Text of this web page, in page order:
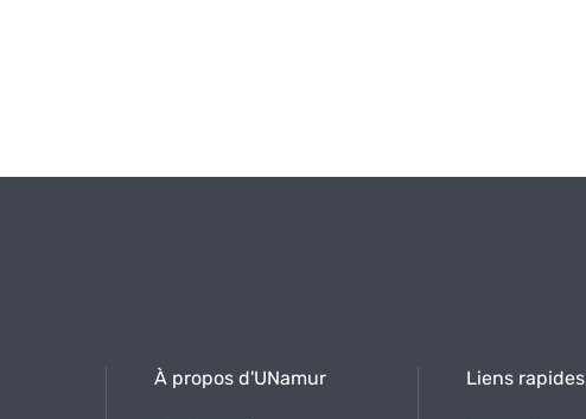
À propos d'UNamur Liens rapides